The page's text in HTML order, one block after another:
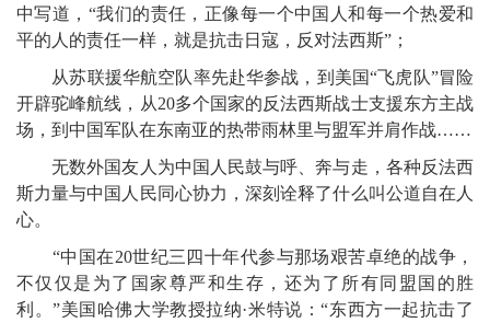
中写道，“我们的责任，正像每一个中国人和每一个热爱和
平的人的责任一样，就是抗击日寇，反对法西斯”；
从苏联援华航空队率先赴华参战，到美国“飞虎队”冒险
开辟驼峰航线，从20多个国家的反法西斯战士支援东方主战
场，到中国军队在东南亚的热带雨林里与盟军并肩作战……
无数外国友人为中国人民鼓与呼、奔与走，各种反法西
斯力量与中国人民同心协力，深刻诠释了什么叫公道自在人
心。
“中国在20世纪三四十年代参与那场艰苦卓绝的战争，
不仅仅是为了国家尊严和生存，还为了所有同盟国的胜
利。”美国哈佛大学教授拉纳·米特说：“东西方一起抗击了